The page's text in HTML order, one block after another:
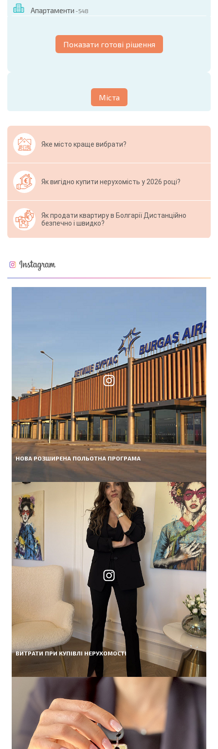
Апартаменти - 548
Показати готові рішення
Міста
Яке місто краще вибрати?
Як вигідно купити нерухомість у 2026 році?
Як продати квартиру в Болгарії Дистанційно
безпечно і швидко?
НОВА РОЗШИРЕНА ПОЛЬОТНА ПРОГРАМА
ВИТРАТИ ПРИ КУПІВЛІ НЕРУХОМОСТІ